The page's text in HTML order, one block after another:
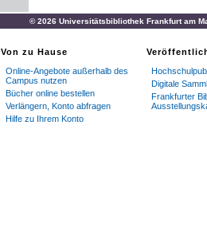
© 2026 Universitätsbibliothek Frankfurt am
Von zu Hause
Online-Angebote außerhalb des
Campus nutzen
Bücher online bestellen
Verlängern, Konto abfragen
Hilfe zu Ihrem Konto
Digitale
Frankfurter